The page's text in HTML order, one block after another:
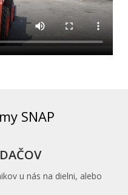
SNAP
u nás na dielni, alebo